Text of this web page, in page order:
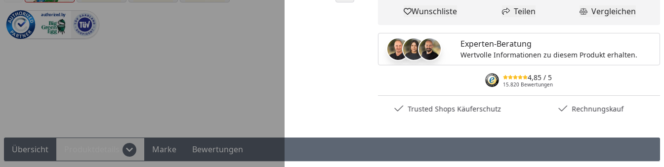
authorized.by Produkt zur Wunschliste hinzufügen
Wunschliste Teilen
Teilen Produkt
Vergleichen
Experten-Beratung
Wertvolle Informationen zu diesem Produkt erhalten.
4,85 / 5
15.820 Bewertungen
Trusted Shops Käuferschutz Rechnungskauf
Übersicht Marke Bewertungen